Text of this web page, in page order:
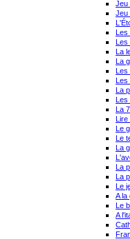
Jeu
Jeu
Les
Les
La
La
Les
Les
La
Les
La
Lire
Le
Le
La
La
La
Le
A la
Le
A